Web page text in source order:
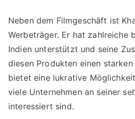
Neben dem Filmgeschäft ist
Werbeträger. Er hat zahlreiche
Indien unterstützt und seine
diesen Produkten einen
bietet eine lukrative
viele Unternehmen an seiner
interessiert sind.